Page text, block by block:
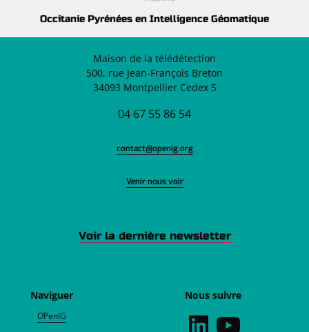
Occitanie Pyrénées en Intelligence Géomatique
Naviguer
OPenIG
Maison de la télédétection
500, rue Jean-François Breton
34093 Montpellier Cedex 5
04 67 55 86 54
contact@openig.org
Venir nous voir
Nous suivre
Voir la dernière newsletter